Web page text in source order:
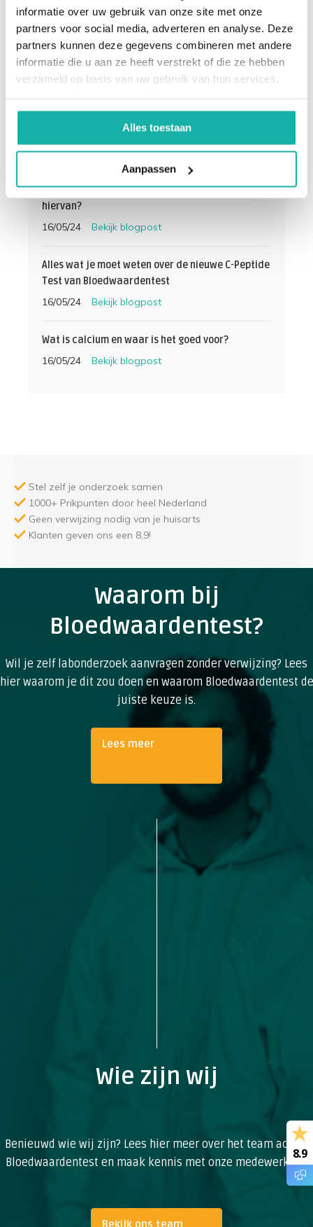
informatie over uw gebruik van onze site met onze
partners voor social media, adverteren en analyse. Deze
partners kunnen deze gegevens combineren met andere
informatie die u aan ze heeft verstrekt of die ze hebben
verzameld op basis van uw gebruik van hun services.
Alles toestaan
Aanpassen
Categorie: Biohacking/Longevity
Wat is lactose-intolerantie en hoe test je dit?
16/05/24 Bekijk blogpost
Wat is bloedarmoede en wat zijn de gevolgen
hiervan?
16/05/24 Bekijk blogpost
Alles wat je moet weten over de nieuwe C-Peptide
Test van Bloedwaardentest
16/05/24 Bekijk blogpost
Wat is calcium en waar is het goed voor?
16/05/24 Bekijk blogpost
Stel zelf je onderzoek samen
1000+ Prikpunten door heel Nederland
Geen verwijzing nodig van je huisarts
Klanten geven ons een 8,9!
Waarom bij
Bloedwaardentest?
Wil je zelf labonderzoek aanvragen zonder verwijzing? Lees
hier waarom je dit zou doen en waarom Bloedwaardentest de
juiste keuze is.
Lees meer
Wie zijn wij
Benieuwd wie wij zijn? Lees hier meer over het team achter
Bloedwaardentest en maak kennis met onze medewerkers.
Bekijk ons team
8.9